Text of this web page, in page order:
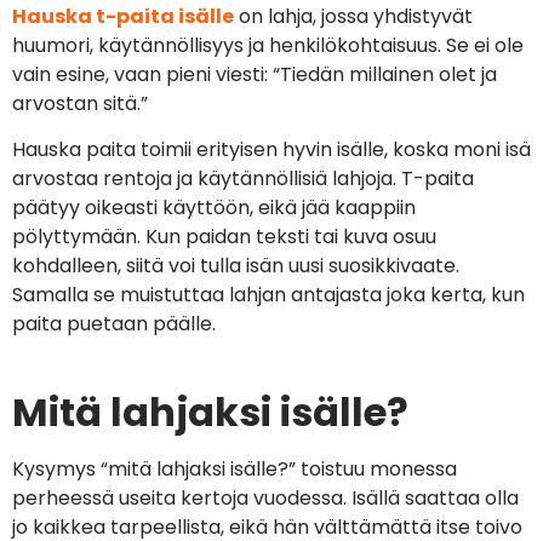
Hauska t-paita isälleon lahja, jossa yhdistyvät
huumori, käytännöllisyys ja henkilökohtaisuus. Se ei ole
vain esine, vaan pieni viesti: “Tiedän millainen olet ja
arvostan sitä.”
Hauska paita toimii erityisen hyvin isälle, koska moni isä
arvostaa rentoja ja käytännöllisiä lahjoja. T-paita
päätyy oikeasti käyttöön, eikä jää kaappiin
pölyttymään. Kun paidan teksti tai kuva osuu
kohdalleen, siitä voi tulla isän uusi suosikkivaate.
Samalla se muistuttaa lahjan antajasta joka kerta, kun
paita puetaan päälle.
Mitä lahjaksi isälle?
Kysymys “mitä lahjaksi isälle?” toistuu monessa
perheessä useita kertoja vuodessa. Isällä saattaa olla
jo kaikkea tarpeellista, eikä hän välttämättä itse toivo